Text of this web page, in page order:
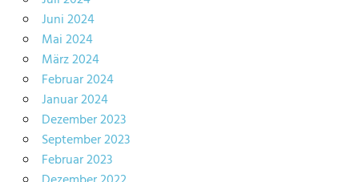
Juni 2024
Mai 2024
März 2024
Februar 2024
Januar 2024
Dezember 2023
September 2023
Februar 2023